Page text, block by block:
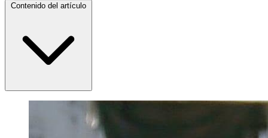
Contenido del artículo